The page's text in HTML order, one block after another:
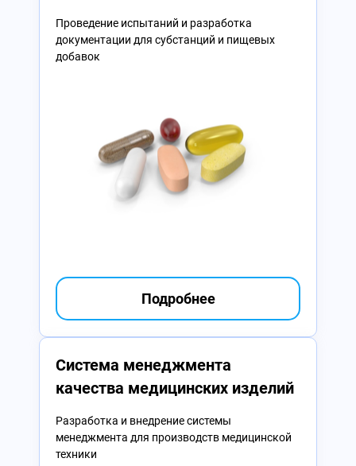
Проведение испытаний и разработка
документации для субстанций и пищевых
добавок
Подробнее
Система менеджмента
качества медицинских изделий
Разработка и внедрение системы
менеджмента для производств медицинской
техники